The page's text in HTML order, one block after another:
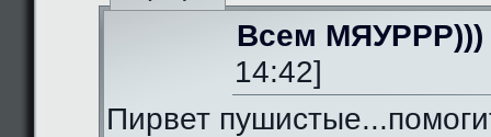
Всем МЯУРРР)))
14:42]
Пирвет